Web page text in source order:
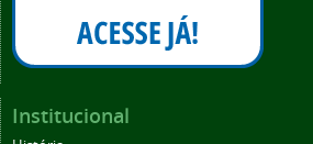
Institucional